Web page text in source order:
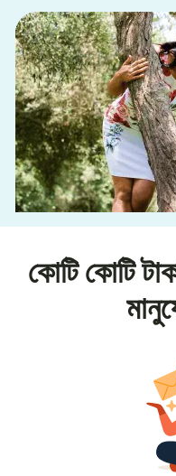
কোটি কোটি